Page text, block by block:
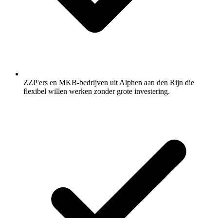
ZZP'ers en MKB-bedrijven uit Alphen aan den Rijn die
flexibel willen werken zonder grote investering.